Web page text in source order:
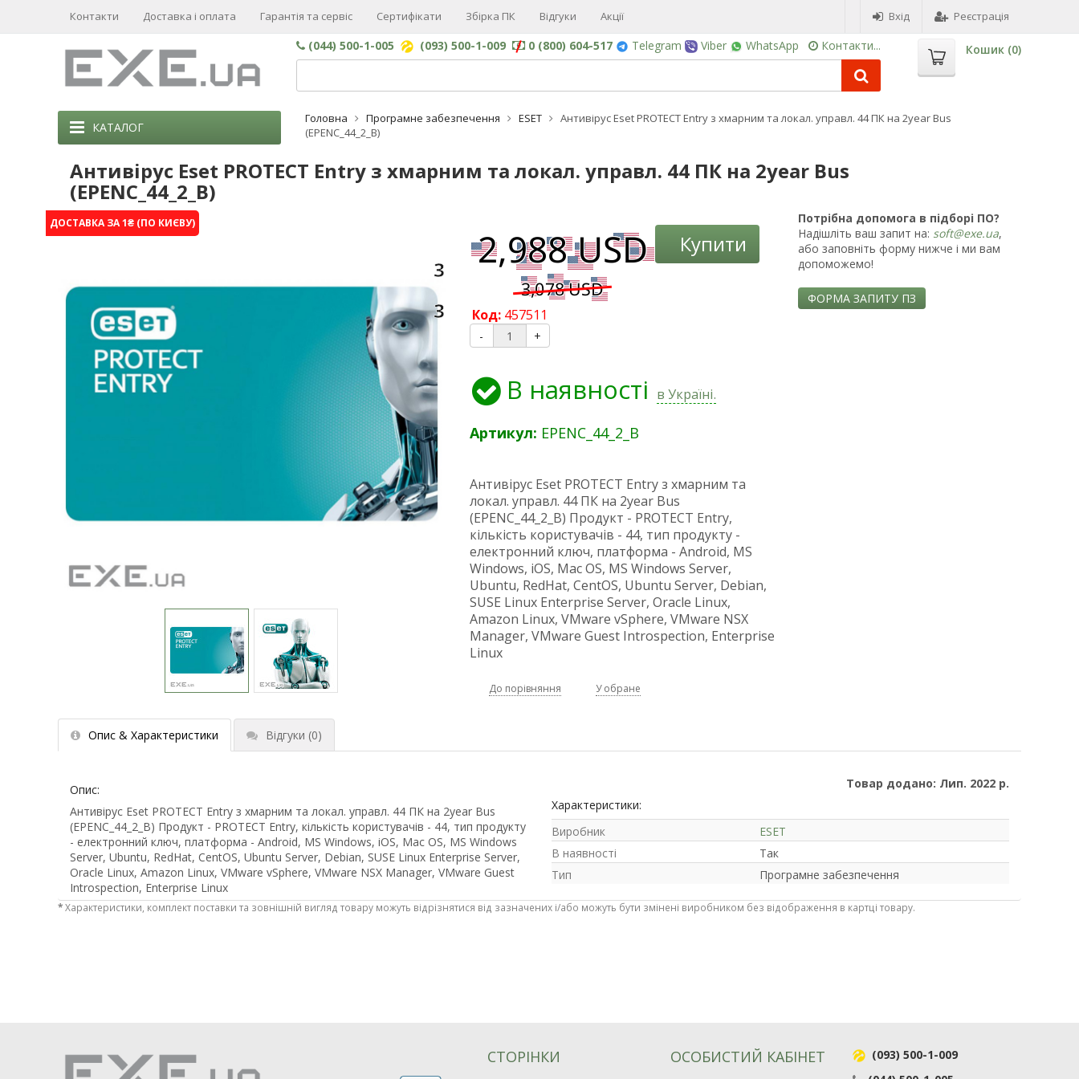
Контакти Доставка і оплата Гарантія та сервіс Сертифікати Збірка ПК Відгуки Акції Вхід Реєстрація
(044) 500-1-005 (093) 500-1-009 0 (800) 604-517 Telegram Viber WhatsApp Контакти... Кошик (0)
Головна Програмне забезпечення ESET
Антивірус Eset PROTECT Entry з хмарним та локал. управл. 44 ПК на 2year Bus
(EPENC_44_2_B)
Антивірус Eset PROTECT Entry з хмарним та локал. управл. 44 ПК на 2year Bus
(EPENC_44_2_B)
ДОСТАВКА ЗА 1₴ (ПО КИЄВУ)
3
3
Купити
Код: 457511
- +
В наявності в Україні.
Артикул: EPENC_44_2_B
Антивірус Eset PROTECT Entry з хмарним та
локал. управл. 44 ПК на 2year Bus
(EPENC_44_2_B) Продукт - PROTECT Entry,
кількість користувачів - 44, тип продукту -
електронний ключ, платформа - Android, MS
Windows, iOS, Mac OS, MS Windows Server,
Ubuntu, RedHat, CentOS, Ubuntu Server, Debian,
SUSE Linux Enterprise Server, Oracle Linux,
Amazon Linux, VMware vSphere, VMware NSX
Manager, VMware Guest Introspection, Enterprise
Linux
До порівняння У обране
Потрібна допомога в підборі ПО?
Надішліть ваш запит на: soft@exe.ua,
або заповніть форму нижче і ми вам
допоможемо!
ФОРМА ЗАПИТУ ПЗ
Опис & Характеристики Відгуки (0)
Опис:
Антивірус Eset PROTECT Entry з хмарним та локал. управл. 44 ПК на 2year Bus
(EPENC_44_2_B) Продукт - PROTECT Entry, кількість користувачів - 44, тип продукту
- електронний ключ, платформа - Android, MS Windows, iOS, Mac OS, MS Windows
Server, Ubuntu, RedHat, CentOS, Ubuntu Server, Debian, SUSE Linux Enterprise Server,
Oracle Linux, Amazon Linux, VMware vSphere, VMware NSX Manager, VMware Guest
Introspection, Enterprise Linux
Товар додано: Лип. 2022 р.
Характеристики:
Виробник
ESET
В наявності
Так
Тип
Програмне забезпечення
*Характеристики, комплект поставки та зовнішній вигляд товару можуть відрізнятися від зазначених і/або можуть бути змінені виробником без відображення в картці товару.
КАТАЛОГ
СТОРІНКИ ОСОБИСТИЙ КАБІНЕТ
(093) 500-1-009